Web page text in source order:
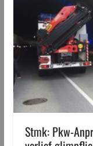
Stmk: Pkw-